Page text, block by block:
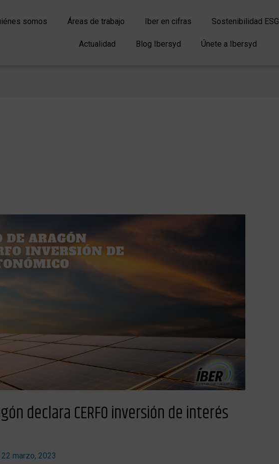
somos Áreas de trabajo Iber en cifras Sostenibilidad ESG
Actualidad Blog Ibersyd Únete a Ibersyd
declara CERFO inversión de interés
22 marzo, 2023